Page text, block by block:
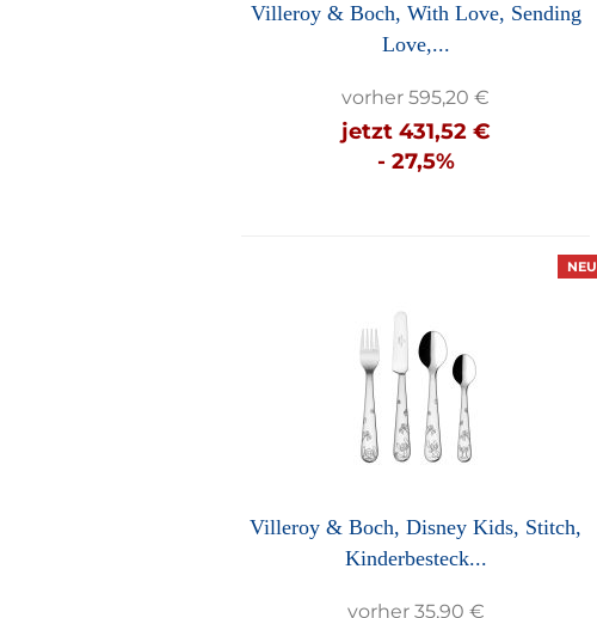
Villeroy & Boch, With Love, Sending
Love,...
vorher 595,20 €
jetzt 431,52 €
- 27,5%
NEU
Villeroy & Boch, Disney Kids, Stitch,
Kinderbesteck...
vorher 35,90 €